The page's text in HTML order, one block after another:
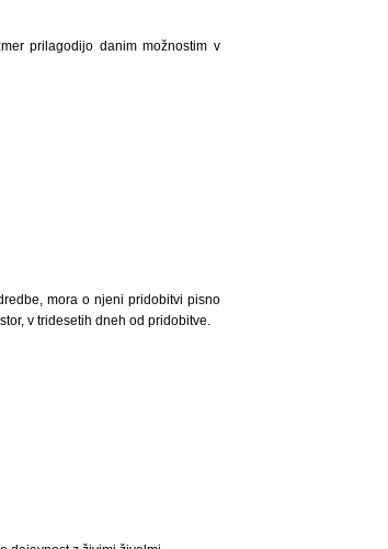
prilagodijo danim možnostim v
mora o njeni pridobitvi pisno
v tridesetih dneh od pridobitve.